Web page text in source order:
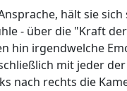
hält sie
- über die "Kraft
hin irgendwelche
mit jeder
nach rechts die